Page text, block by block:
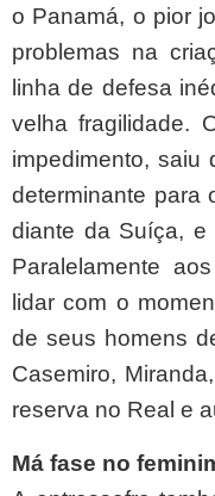
o Panamá, o pior
problemas na
linha de defesa
velha fragilidade.
impedimento, saiu
determinante para
diante da Suíça, e
Paralelamente
lidar com o
de seus homens
Casemiro,
reserva no Real e
Má fase no